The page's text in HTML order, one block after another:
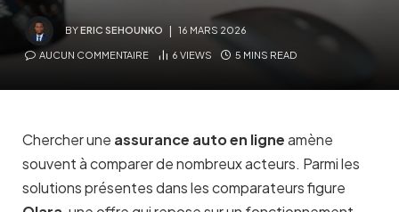
BYERIC SEHOUNKO 16 MARS 2026
AUCUN COMMENTAIRE 6 VIEWS 5 MINS READ
Chercher une assurance auto en ligneamène
souvent à comparer de nombreux acteurs. Parmi les
solutions présentes dans les comparateurs figure